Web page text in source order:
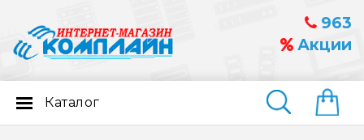
963
Акции
Найти
Каталог